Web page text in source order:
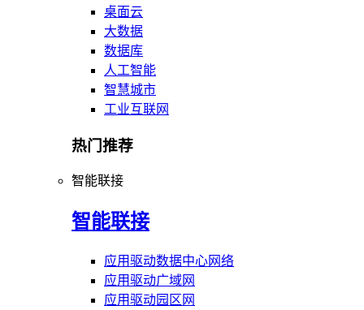
桌面云
大数据
数据库
人工智能
智慧城市
工业互联网
热门推荐
智能联接
智能联接
应用驱动数据中心网络
应用驱动广域网
应用驱动园区网